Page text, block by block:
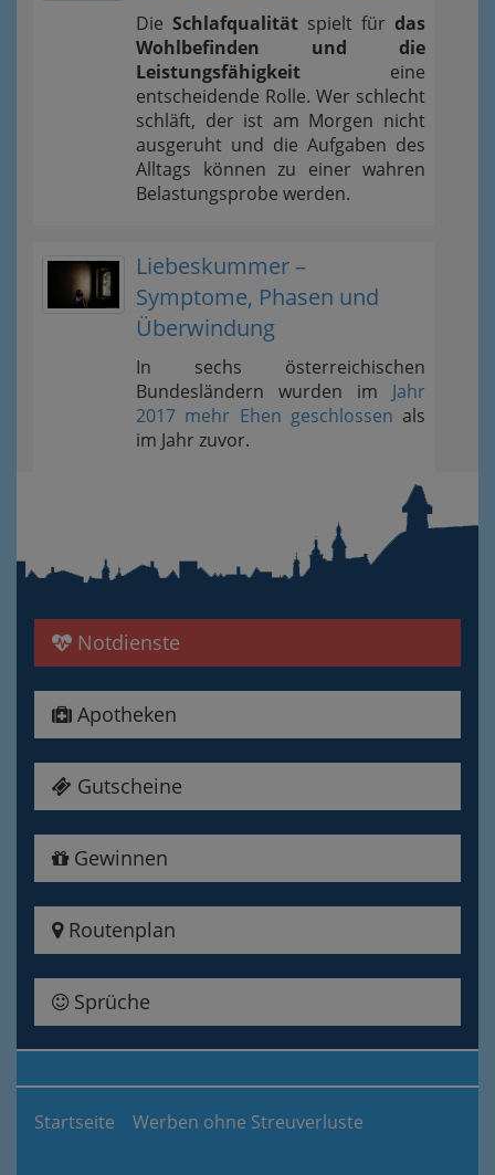
Die Schlafqualität spielt für das
Wohlbefinden und die
Leistungsfähigkeit eine
entscheidende Rolle. Wer schlecht
schläft, der ist am Morgen nicht
ausgeruht und die Aufgaben des
Alltags können zu einer wahren
Belastungsprobe werden.
Liebeskummer –
Symptome, Phasen und
Überwindung
In sechs österreichischen
Bundesländern wurden im Jahr
2017 mehr Ehen geschlossen als
im Jahr zuvor.
Notdienste
Apotheken
Gutscheine
Gewinnen
Routenplan
Sprüche
Startseite Werben ohne Streuverluste